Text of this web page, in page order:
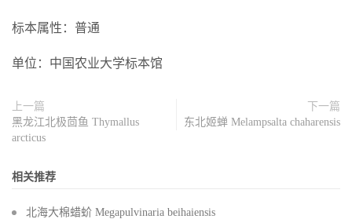
标本属性：普通
单位：中国农业大学标本馆
上一篇
黑龙江北极茴鱼 Thymallus
arcticus
下一篇
东北姬蝉 Melampsalta chaharensis
相关推荐
北海大棉蜡蚧 Megapulvinaria beihaiensis